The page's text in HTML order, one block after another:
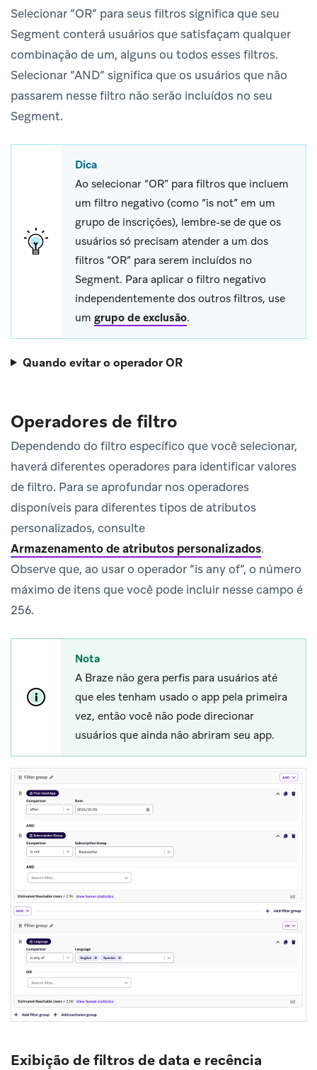
Selecionar “OR” para seus filtros significa que seu
Segment conterá usuários que satisfaçam qualquer
combinação de um, alguns ou todos esses filtros.
Selecionar “AND” significa que os usuários que não
passarem nesse filtro não serão incluídos no seu
Segment.
Dica
Ao selecionar “OR” para filtros que incluem
um filtro negativo (como “is not” em um
grupo de inscrições), lembre-se de que os
usuários só precisam atender a um dos
filtros “OR” para serem incluídos no
Segment. Para aplicar o filtro negativo
independentemente dos outros filtros, use
um grupo de exclusão.
Quando evitar o operador OR
Operadores de filtro
Dependendo do filtro específico que você selecionar,
haverá diferentes operadores para identificar valores
de filtro. Para se aprofundar nos operadores
disponíveis para diferentes tipos de atributos
personalizados, consulte
Armazenamento de atributos personalizados.
Observe que, ao usar o operador “is any of”, o número
máximo de itens que você pode incluir nesse campo é
256.
Nota
A Braze não gera perfis para usuários até
que eles tenham usado o app pela primeira
vez, então você não pode direcionar
usuários que ainda não abriram seu app.
Exibição de filtros de data e recência